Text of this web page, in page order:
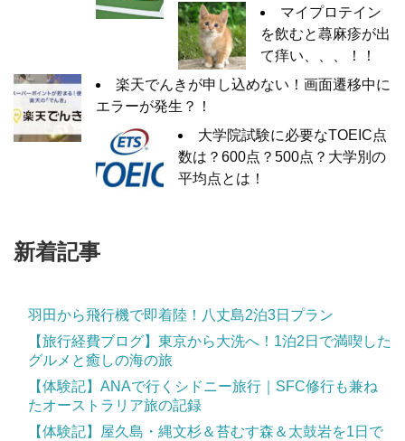
マイプロテイン
を飲むと蕁麻疹が出
て痒い、、、！！
楽天でんきが申し込めない！画面遷移中に
エラーが発生？！
大学院試験に必要なTOEIC点
数は？600点？500点？大学別の
平均点とは！
新着記事
羽田から飛行機で即着陸！八丈島2泊3日プラン
【旅行経費ブログ】東京から大洗へ！1泊2日で満喫した
グルメと癒しの海の旅
【体験記】ANAで行くシドニー旅行｜SFC修行も兼ね
たオーストラリア旅の記録
【体験記】屋久島・縄文杉＆苔むす森＆太鼓岩を1日で